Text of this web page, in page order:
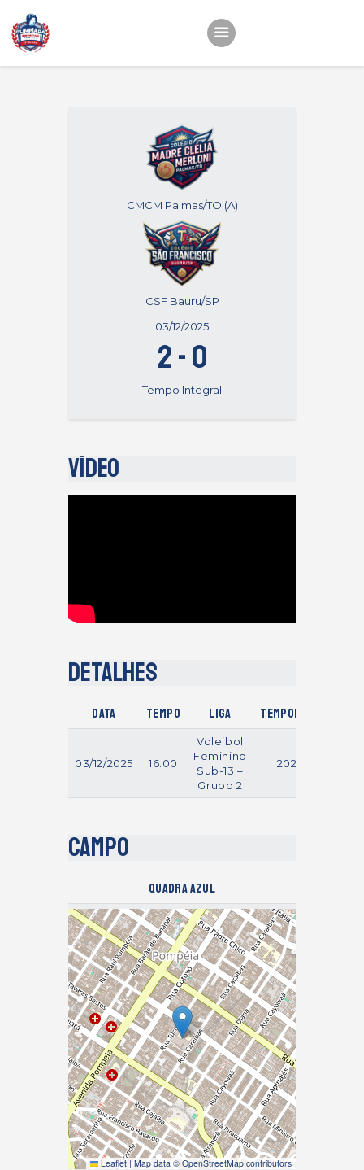
Início
Sagrado Rede de
CMCM Palmas/TO (A)
CSF Bauru/SP
03/12/2025
2-0
Tempo Integral
Vídeo
Detalhes
Data Tempo Liga Temporada
03/12/2025 16:00
Voleibol
Feminino
Sub-13 –
Grupo 2
2025
Campo
Quadra Azul
Leaflet | Map data © OpenStreetMap contributors